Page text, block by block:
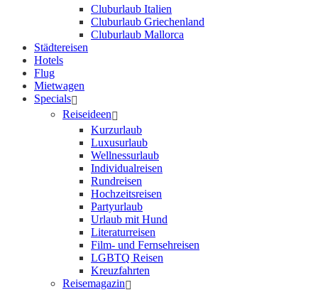
Cluburlaub Italien
Cluburlaub Griechenland
Cluburlaub Mallorca
Städtereisen
Hotels
Flug
Mietwagen
Specials
Reiseideen
Kurzurlaub
Luxusurlaub
Wellnessurlaub
Individualreisen
Rundreisen
Hochzeitsreisen
Partyurlaub
Urlaub mit Hund
Literaturreisen
Film- und Fernsehreisen
LGBTQ Reisen
Kreuzfahrten
Reisemagazin